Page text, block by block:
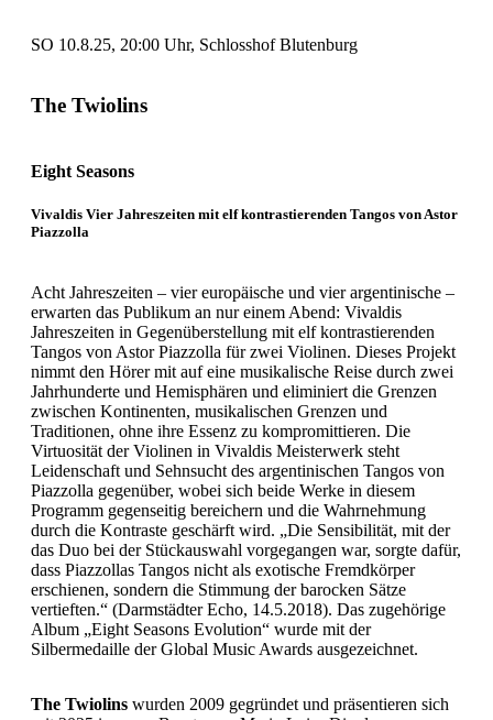
SO 10.8.25, 20:00 Uhr, Schlosshof Blutenburg
The Twiolins
Eight Seasons
Vivaldis Vier Jahreszeiten mit elf kontrastierenden Tangos von Astor
Piazzolla
Acht Jahreszeiten – vier europäische und vier argentinische –
erwarten das Publikum an nur einem Abend: Vivaldis
Jahreszeiten in Gegenüberstellung mit elf kontrastierenden
Tangos von Astor Piazzolla für zwei Violinen. Dieses Projekt
nimmt den Hörer mit auf eine musikalische Reise durch zwei
Jahrhunderte und Hemisphären und eliminiert die Grenzen
zwischen Kontinenten, musikalischen Grenzen und
Traditionen, ohne ihre Essenz zu kompromittieren. Die
Virtuosität der Violinen in Vivaldis Meisterwerk steht
Leidenschaft und Sehnsucht des argentinischen Tangos von
Piazzolla gegenüber, wobei sich beide Werke in diesem
Programm gegenseitig bereichern und die Wahrnehmung
durch die Kontraste geschärft wird. „Die Sensibilität, mit der
das Duo bei der Stückauswahl vorgegangen war, sorgte dafür,
dass Piazzollas Tangos nicht als exotische Fremdkörper
erschienen, sondern die Stimmung der barocken Sätze
vertieften.“ (Darmstädter Echo, 14.5.2018). Das zugehörige
Album „Eight Seasons Evolution“ wurde mit der
Silbermedaille der Global Music Awards ausgezeichnet.
The Twiolins wurden 2009 gegründet und präsentieren sich